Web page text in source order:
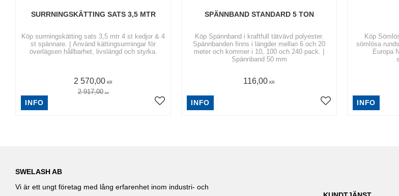
SURRNINGSKÄTTING SATS 3,5 MTR
Köp surrningskätting sats 3,5 mtr 4 st kedjor & 4
st spännare. | Använd kättingsurrningar för
överlägsen hållbarhet, livslängd och styrka.
2 570,00 KR
2 917,00 KR
INFO
SPÄNNBAND STANDARD 5 TON
Köp Spännband i kraftfull tätvävd polyester.
Spännbanden finns i längder mellan 6 och 20
meter och kommer i 10, 100 och 240 pack. |
Spännband 50 mm
116,00 KR
INFO
Köp
sömlösa
Europa
INFO
SWELASH AB
Vi är ett ungt företag med lång erfarenhet inom industri- och